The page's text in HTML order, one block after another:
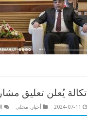
تكالة يُعلن تعليق
2024-07-11 أخبار , محلي